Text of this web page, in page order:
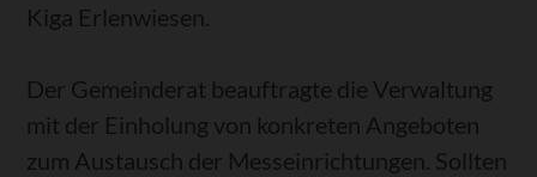
Kiga Erlenwiesen.
Der Gemeinderat beauftragte die Verwaltung
mit der Einholung von konkreten Angeboten
zum Austausch der Messeinrichtungen. Sollten